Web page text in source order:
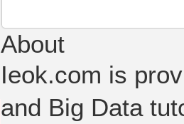
About
Ieok.com is
and Big Data